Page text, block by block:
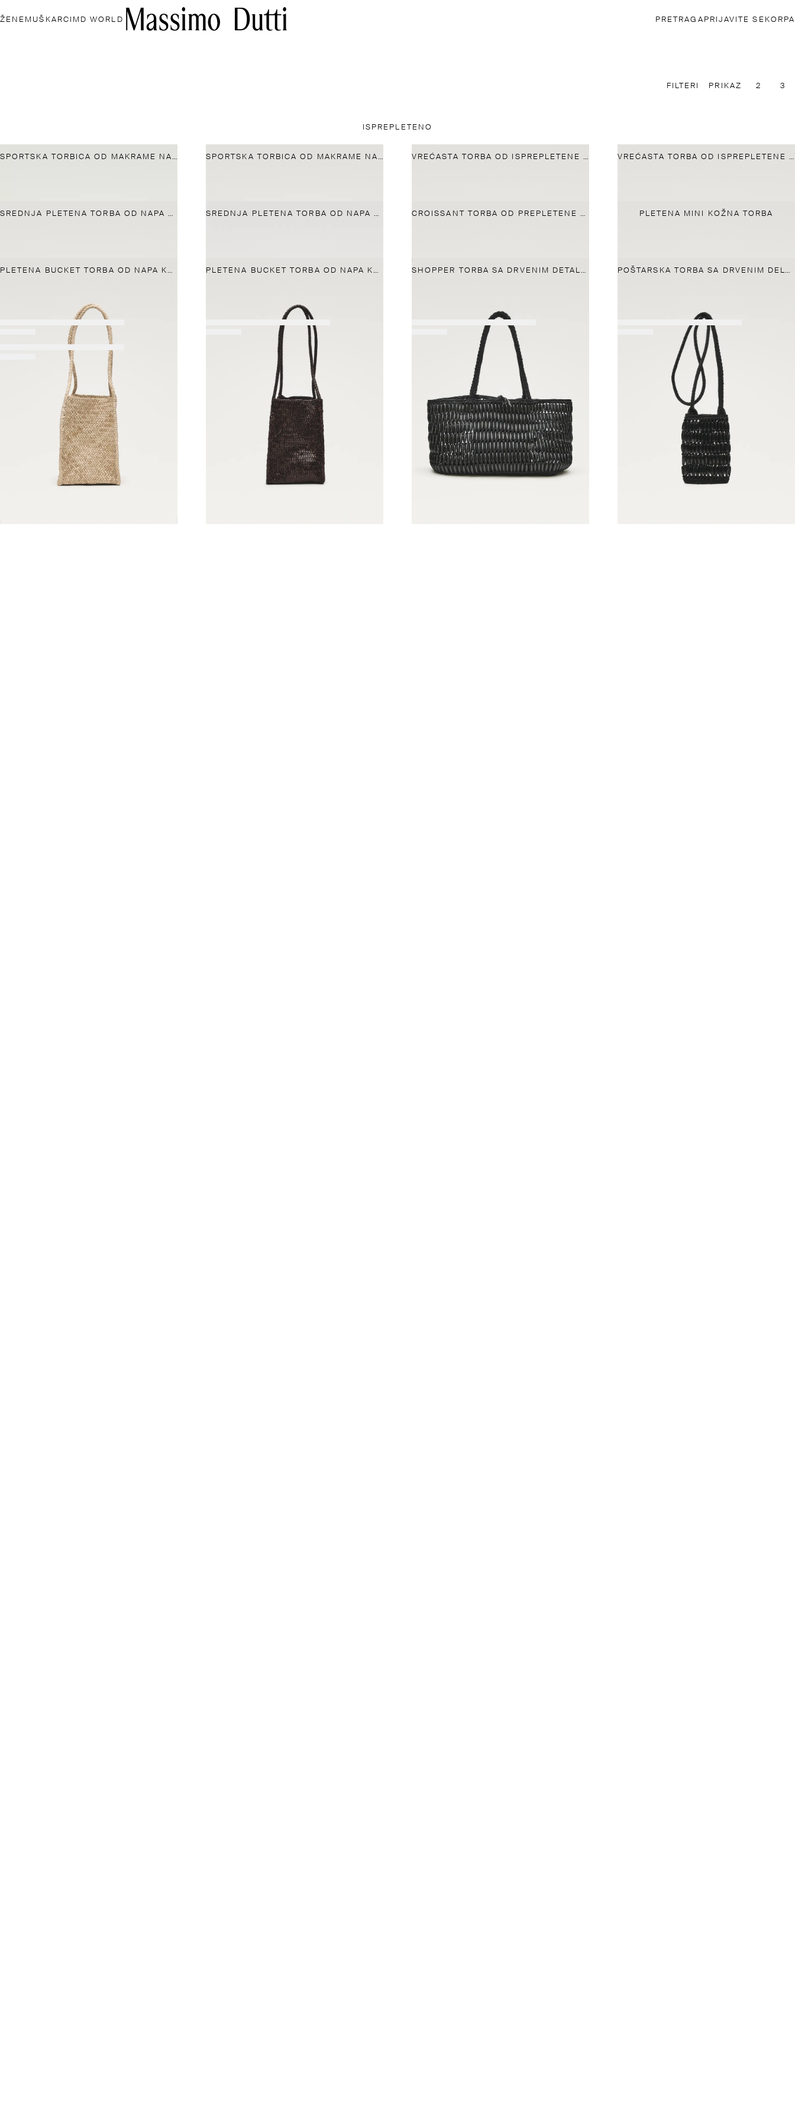
ŽENE MUŠKARCI MD WORLD PRETRAGA PRIJAVITE SE KORPA
FILTERI PRIKAZ 2 3
ISPREPLETENO
SPORTSKA TORBICA OD MAKRAME NAPA KOŽE SPORTSKA TORBICA OD MAKRAME NAPA KOŽE VREĆASTA TORBA OD ISPREPLETENE NAPA KOŽE VREĆASTA TORBA OD ISPREPLETENE NAPA KOŽE
SREDNJA PLETENA TORBA OD NAPA KOŽE SREDNJA PLETENA TORBA OD NAPA KOŽE CROISSANT TORBA OD PREPLETENE NAPA KOŽE PLETENA MINI KOŽNA TORBA
PLETENA BUCKET TORBA OD NAPA KOŽE PLETENA BUCKET TORBA OD NAPA KOŽE SHOPPER TORBA SA DRVENIM DETALJIMA POŠTARSKA TORBA SA DRVENIM DELOVIMA